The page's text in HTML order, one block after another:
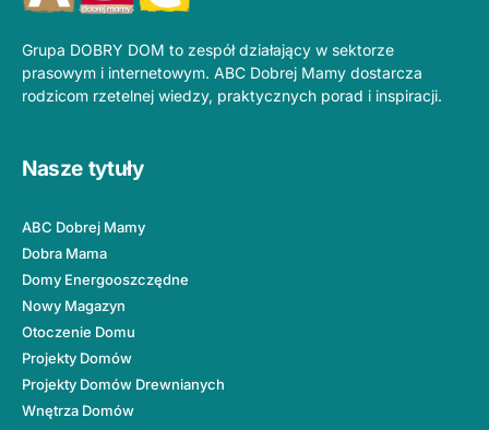
Grupa DOBRY DOM to zespół działający w sektorze
prasowym i internetowym. ABC Dobrej Mamy dostarcza
rodzicom rzetelnej wiedzy, praktycznych porad i inspiracji.
Nasze tytuły
ABC Dobrej Mamy
Dobra Mama
Domy Energooszczędne
Nowy Magazyn
Otoczenie Domu
Projekty Domów
Projekty Domów Drewnianych
Wnętrza Domów